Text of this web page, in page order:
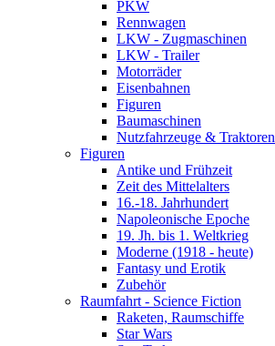
PKW
Rennwagen
LKW - Zugmaschinen
LKW - Trailer
Motorräder
Eisenbahnen
Figuren
Baumaschinen
Nutzfahrzeuge & Traktoren
Figuren
Antike und Frühzeit
Zeit des Mittelalters
16.-18. Jahrhundert
Napoleonische Epoche
19. Jh. bis 1. Weltkrieg
Moderne (1918 - heute)
Fantasy und Erotik
Zubehör
Raumfahrt - Science Fiction
Raketen, Raumschiffe
Star Wars